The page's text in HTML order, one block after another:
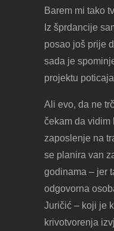
Barem mi tako
Iz šprdancije
posao još prije
sada je
projektu
Ali evo, da ne
čekam da vidim
zaposlenje na
se planira van
godinama – jer
odgovorna
Juričić – koji je
krivotvorenja